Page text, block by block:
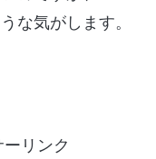
な気がします。
リンク